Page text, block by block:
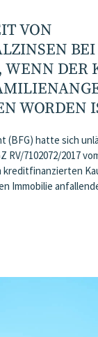
VON
BEI
DER
WORDEN
(BFG) hatte sich
7102072/2017
kreditfinanzierten
Immobilie